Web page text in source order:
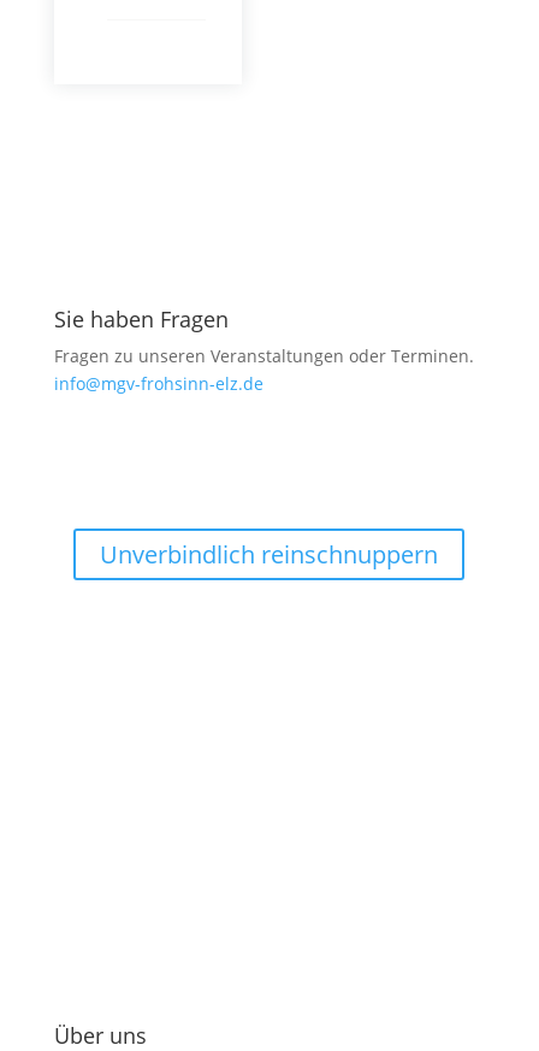
Sie haben Fragen
Fragen zu unseren Veranstaltungen oder Terminen.
info@mgv-frohsinn-elz.de
Unverbindlich reinschnuppern
Über uns